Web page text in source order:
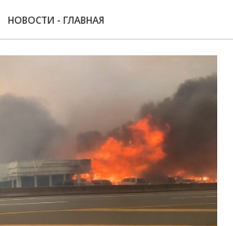
НОВОСТИ - ГЛАВНАЯ